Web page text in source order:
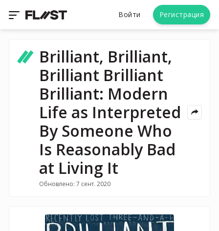
Войти Регистрация
Brilliant, Brilliant,
Brilliant Brilliant
Brilliant: Modern
Life as Interpreted
By Someone Who
Is Reasonably Bad
at Living It
Обновлено: 7 сент. 2020